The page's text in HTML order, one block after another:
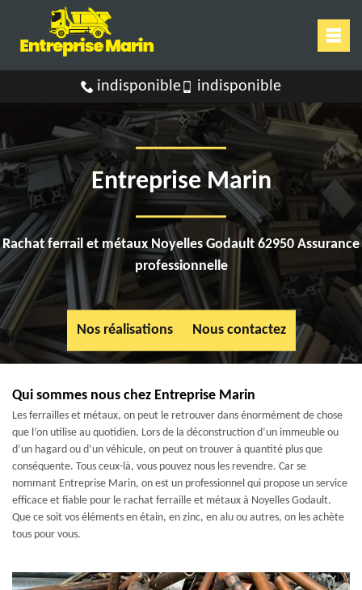
indisponible indisponible
Entreprise Marin
Rachat ferrail et métaux Noyelles Godault 62950 Assurance
professionnelle
Nos réalisations Nous contactez
Qui sommes nous chez Entreprise Marin
Les ferrailles et métaux, on peut le retrouver dans énormément de chose
que l’on utilise au quotidien. Lors de la déconstruction d’un immeuble ou
d’un hagard ou d’un véhicule, on peut on trouver à quantité plus que
conséquente. Tous ceux-là, vous pouvez nous les revendre. Car se
nommant Entreprise Marin, on est un professionnel qui propose un service
efficace et fiable pour le rachat ferraille et métaux à Noyelles Godault.
Que ce soit vos éléments en étain, en zinc, en alu ou autres, on les achète
tous pour vous.